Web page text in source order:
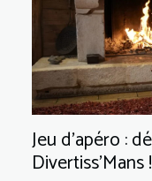
Jeu d’apéro :
Divertiss’Mans !